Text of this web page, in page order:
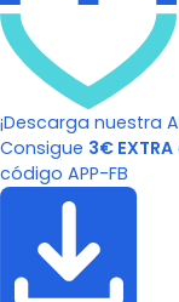
¡Descarga nuestra
Consigue 3€ EXTRA
código APP-FB